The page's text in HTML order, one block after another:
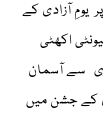
یومِ آزادی کے
اکھٹی
سے آسمان
کے جشن میں